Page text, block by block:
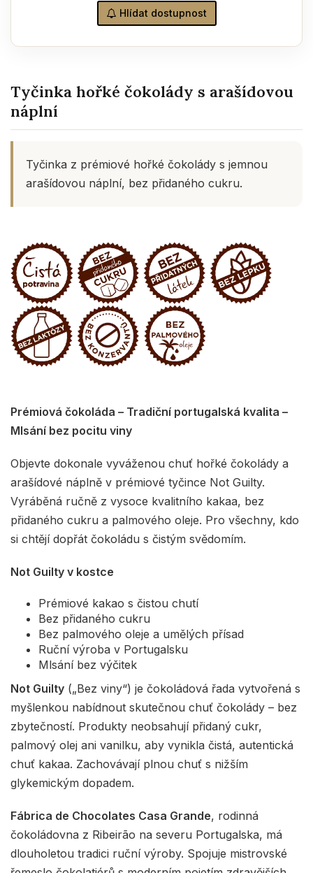
Hlídat dostupnost
Tyčinka hořké čokolády s arašídovou
náplní
Tyčinka z prémiové hořké čokolády s jemnou
arašídovou náplní, bez přidaného cukru.
Prémiová čokoláda – Tradiční portugalská kvalita –
Mlsání bez pocitu viny
Objevte dokonale vyváženou chuť hořké čokolády a
arašídové náplně v prémiové tyčince Not Guilty.
Vyráběná ručně z vysoce kvalitního kakaa, bez
přidaného cukru a palmového oleje. Pro všechny, kdo
si chtějí dopřát čokoládu s čistým svědomím.
Not Guilty v kostce
Prémiové kakao s čistou chutí
Bez přidaného cukru
Bez palmového oleje a umělých přísad
Ruční výroba v Portugalsku
Mlsání bez výčitek
Not Guilty („Bez viny“) je čokoládová řada vytvořená s
myšlenkou nabídnout skutečnou chuť čokolády – bez
zbytečností. Produkty neobsahují přidaný cukr,
palmový olej ani vanilku, aby vynikla čistá, autentická
chuť kakaa. Zachovávají plnou chuť s nižším
glykemickým dopadem.
Fábrica de Chocolates Casa Grande, rodinná
čokoládovna z Ribeirão na severu Portugalska, má
dlouholetou tradici ruční výroby. Spojuje mistrovské